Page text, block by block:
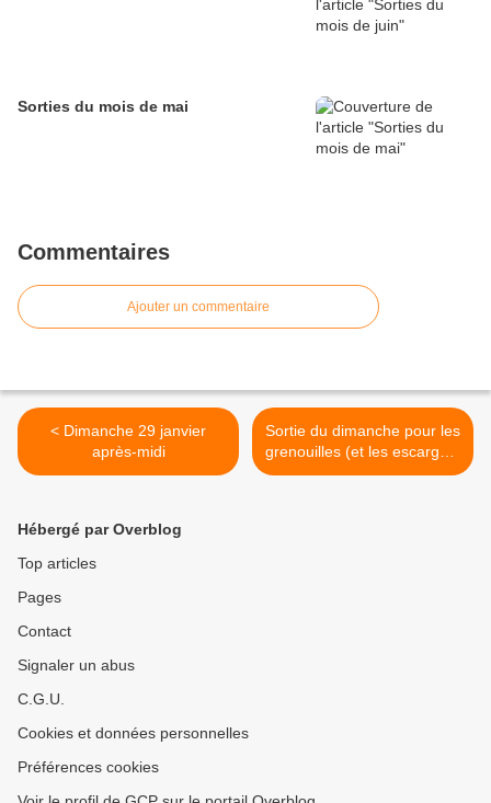
Sorties du mois de mai
Commentaires
Ajouter un commentaire
< Dimanche 29 janvier
après-midi
Sortie du dimanche pour les
grenouilles (et les escargots
?) >
Hébergé par Overblog
Top articles
Pages
Contact
Signaler un abus
C.G.U.
Cookies et données personnelles
Préférences cookies